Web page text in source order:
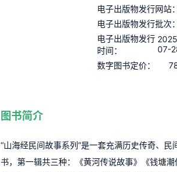
电子出版物发行网站
电子出版物发行批次
电子出版物发行
时间：
07-
数字图书定价：
图书简介
“山海经民间故事系列”是一套充满历史传奇、民
书，第一辑共三种：《黄河传说故事》《钱塘